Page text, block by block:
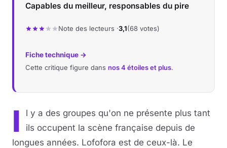
Capables du meilleur, responsables du pire
Note des lecteurs ·3,1(68 votes)
Fiche technique →
Cette critique figure dans nos 4 étoiles et plus.
I
l y a des groupes qu'on ne présente plus tant
ils occupent la scène française depuis de
longues années. Lofofora est de ceux-là. Le